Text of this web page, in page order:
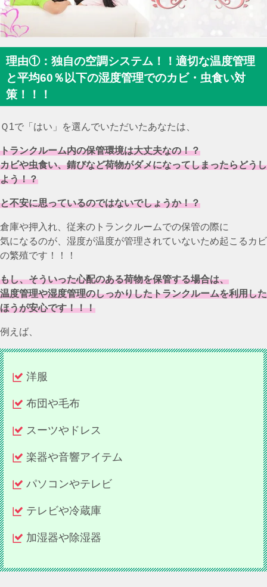
理由①：独自の空調システム！！適切な温度管理
と平均60％以下の湿度管理でのカビ・虫食い対
策！！！
Ｑ1で「はい」を選んでいただいたあなたは、
トランクルーム内の保管環境は大丈夫なの！？
カビや虫食い、錆びなど荷物がダメになってしまったらどうし
よう！？
と不安に思っているのではないでしょうか！？
倉庫や押入れ、従来のトランクルームでの保管の際に
気になるのが、湿度が温度が管理されていないため起こるカビ
の繁殖です！！！
もし、そういった心配のある荷物を保管する場合は、
温度管理や湿度管理のしっかりしたトランクルームを利用した
ほうが安心です！！！
例えば、
洋服
布団や毛布
スーツやドレス
楽器や音響アイテム
パソコンやテレビ
テレビや冷蔵庫
加湿器や除湿器